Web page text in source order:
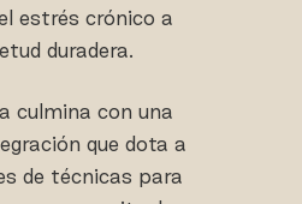
estrés crónico a
duradera.
culmina con una
que dota a
de técnicas para